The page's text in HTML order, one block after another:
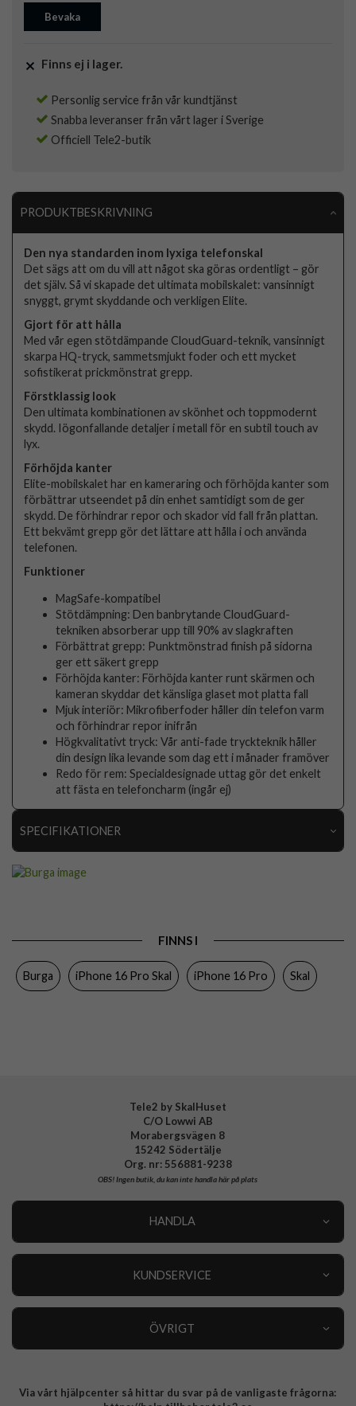
Bevaka
Finns ej i lager.
Personlig service från vår kundtjänst
Snabba leveranser från vårt lager i Sverige
Officiell Tele2-butik
PRODUKTBESKRIVNING
Den nya standarden inom lyxiga telefonskal
Det sägs att om du vill att något ska göras ordentligt – gör
det själv. Så vi skapade det ultimata mobilskalet: vansinnigt
snyggt, grymt skyddande och verkligen Elite.
Gjort för att hålla
Med vår egen stötdämpande CloudGuard-teknik, vansinnigt
skarpa HQ-tryck, sammetsmjukt foder och ett mycket
sofistikerat prickmönstrat grepp.
Förstklassig look
Den ultimata kombinationen av skönhet och toppmodernt
skydd. Iögonfallande detaljer i metall för en subtil touch av
lyx.
Förhöjda kanter
Elite-mobilskalet har en kameraring och förhöjda kanter som
förbättrar utseendet på din enhet samtidigt som de ger
skydd. De förhindrar repor och skador vid fall från plattan.
Ett bekvämt grepp gör det lättare att hålla i och använda
telefonen.
Funktioner
MagSafe-kompatibel
Stötdämpning: Den banbrytande CloudGuard-
tekniken absorberar upp till 90% av slagkraften
Förbättrat grepp: Punktmönstrad finish på sidorna
ger ett säkert grepp
Förhöjda kanter: Förhöjda kanter runt skärmen och
kameran skyddar det känsliga glaset mot platta fall
Mjuk interiör: Mikrofiberfoder håller din telefon varm
och förhindrar repor inifrån
Högkvalitativt tryck: Vår anti-fade tryckteknik håller
din design lika levande som dag ett i månader framöver
Redo för rem: Specialdesignade uttag gör det enkelt
att fästa en telefoncharm (ingår ej)
SPECIFIKATIONER
Färg Flerfärgad
FINNS I
Burga iPhone 16 Pro Skal iPhone 16 Pro Skal
Tele2 by SkalHuset
C/O Lowwi AB
Morabergsvägen 8
15242 Södertälje
Org. nr: 556881-9238
OBS!Ingen butik, du kan inte handla här på plats
HANDLA
KUNDSERVICE
ÖVRIGT
Integritetspolicy
Via vårt hjälpcenter så hittar du svar på de vanligaste frågorna: